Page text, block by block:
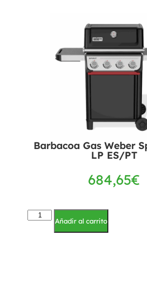
Barbacoa Gas Weber
LP ES/PT
684,65€
Añadir al carrito